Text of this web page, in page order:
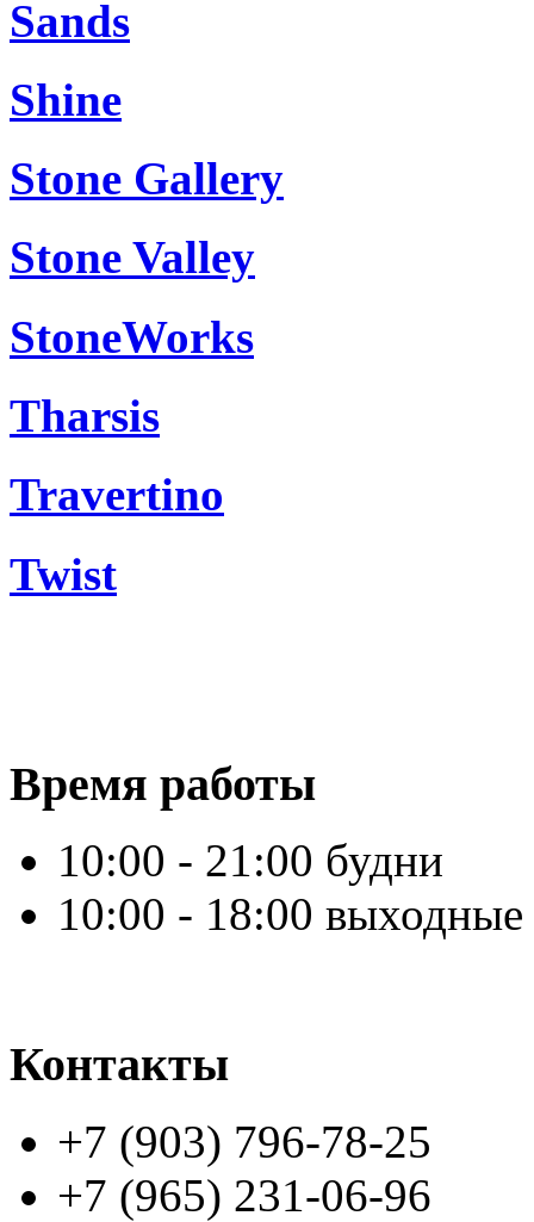
Sands
Shine
Stone Gallery
Stone Valley
StoneWorks
Tharsis
Travertino
Twist
Время работы
10:00 - 21:00 будни
10:00 - 18:00 выходные
Контакты
+7 (903) 796-78-25
+7 (965) 231-06-96